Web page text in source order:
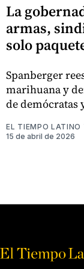
La
armas,
solo
Spanberger
marihuana y
de demócratas
EL TIEMPO LATINO
15 de abril de 2026